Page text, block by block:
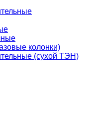
колонки)
(сухой ТЭН)